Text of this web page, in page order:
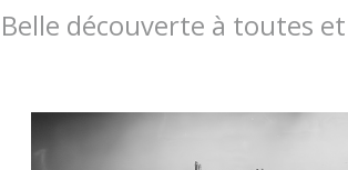
Belle découverte à toutes